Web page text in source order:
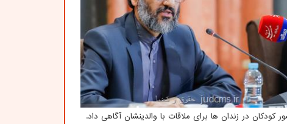
در زندان ها برای ملاقات با والدینشان آگاهی داد.